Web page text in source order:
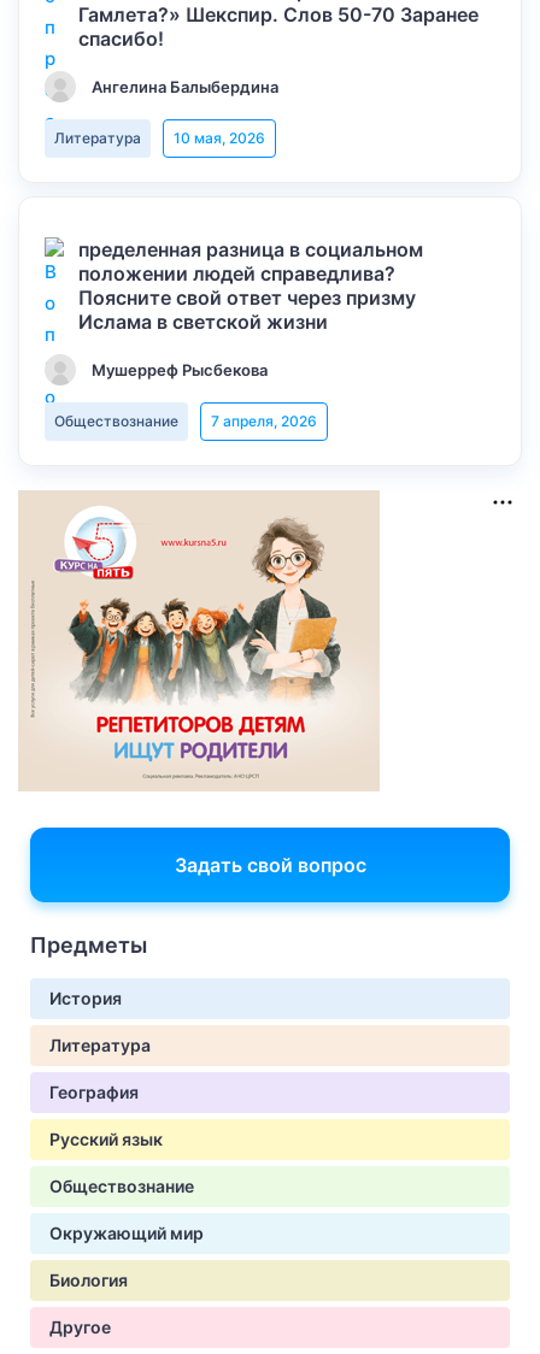
Гамлета?» Шекспир. Слов 50-70 Заранее
спасибо!
Ангелина Балыбердина
Литература 10 мая, 2026
пределенная разница в социальном
положении людей справедлива?
Поясните свой ответ через призму
Ислама в светской жизни
Мушерреф Рысбекова
Обществознание 7 апреля, 2026
Задать свой вопрос
Предметы
История
Литература
География
Русский язык
Обществознание
Окружающий мир
Биология
Другое